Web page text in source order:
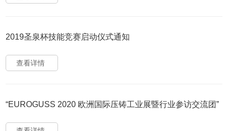
2019圣泉杯技能竞赛启动仪式通知
查看详情
“EUROGUSS 2020 欧洲国际压铸工业展暨行业参访交流团”